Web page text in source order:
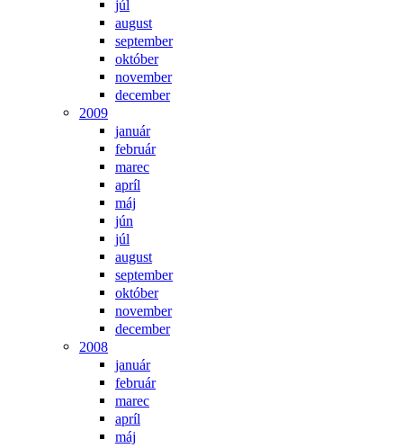
júl
august
september
október
november
december
2009
január
február
marec
apríl
máj
jún
júl
august
september
október
november
december
2008
január
február
marec
apríl
máj